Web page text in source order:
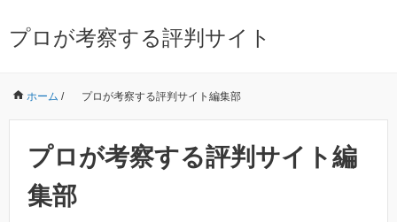
プロが考察する評判サイト
ホーム / プロが考察する評判サイト編集部
プロが考察する評判サイト編
集部